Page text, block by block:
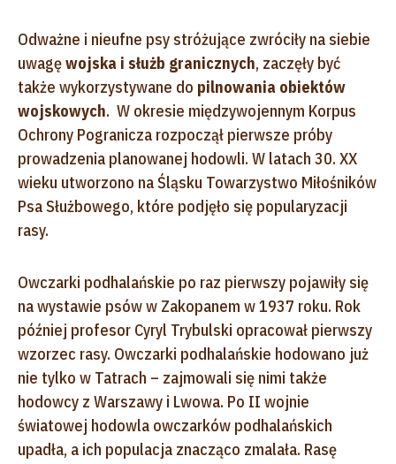
Odważne i nieufne psy stróżujące zwróciły na siebie
uwagęwojska i służb granicznych, zaczęły być
także wykorzystywane do pilnowania obiektów
wojskowych. W okresie międzywojennym Korpus
Ochrony Pogranicza rozpoczął pierwsze próby
prowadzenia planowanej hodowli. W latach 30. XX
wieku utworzono na Śląsku Towarzystwo Miłośników
Psa Służbowego, które podjęło się popularyzacji
rasy.
Owczarki podhalańskie po raz pierwszy pojawiły się
na wystawie psów w Zakopanem w 1937 roku. Rok
później profesor Cyryl Trybulski opracował pierwszy
wzorzec rasy. Owczarki podhalańskie hodowano już
nie tylko w Tatrach – zajmowali się nimi także
hodowcy z Warszawy i Lwowa. Po II wojnie
światowej hodowla owczarków podhalańskich
upadła, a ich populacja znacząco zmalała. Rasę